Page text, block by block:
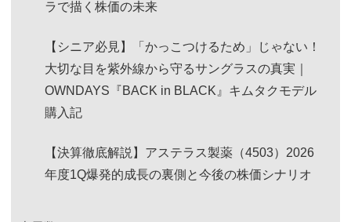
ラで描く株価の未来
【シニア必見】「かっこつけるため」じゃない！
大切な目を紫外線から守るサングラスの真実｜
OWNDAYS『BACK in BLACK』キムタクモデル
購入記
【決算徹底解説】アステラス製薬（4503）2026
年度1Q爆発的成長の裏側と今後の株価シナリオ